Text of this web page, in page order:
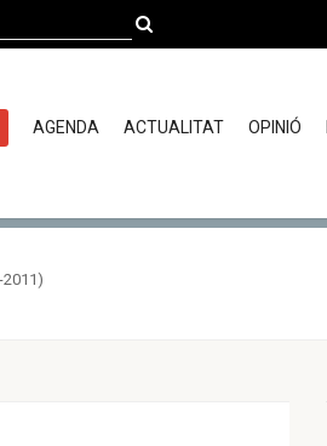
AGENDA ACTUALITAT OPINIÓ